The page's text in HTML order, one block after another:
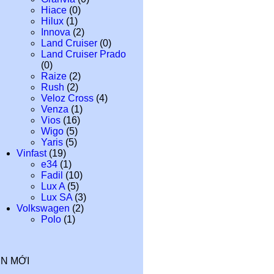
Hiace (0)
Hilux (1)
Innova (2)
Land Cruiser (0)
Land Cruiser Prado
(0)
Raize (2)
Rush (2)
Veloz Cross (4)
Venza (1)
Vios (16)
Wigo (5)
Yaris (5)
Vinfast (19)
e34 (1)
Fadil (10)
Lux A (5)
Lux SA (3)
Volkswagen (2)
Polo (1)
MỚI